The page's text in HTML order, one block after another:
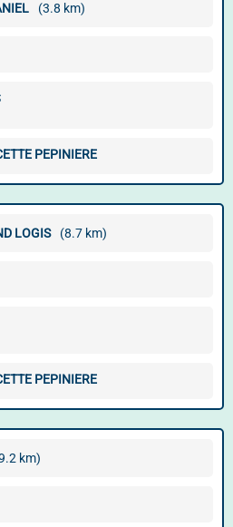
(3.8 km)
PEPINIERE
LOGIS (8.7 km)
PEPINIERE
km)